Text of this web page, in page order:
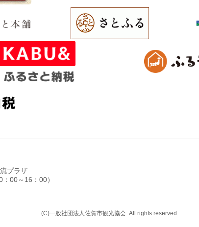
プラザ
00～16：00）
(C)一般社団法人佐賀市観光協会. All rights reserved.